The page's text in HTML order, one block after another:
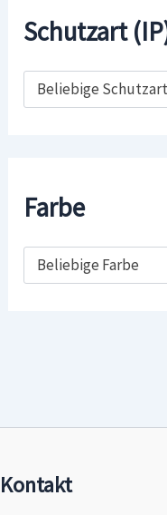
Schutzart
Beliebige Schutzart
Farbe
Beliebige Farbe
Kontakt